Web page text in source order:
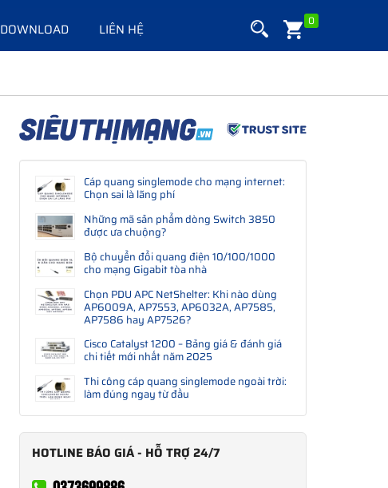
DOWNLOAD LIÊN HỆ 0
Cáp quang singlemode cho mạng internet:
Chọn sai là lãng phí
Những mã sản phẩm dòng Switch 3850
được ưa chuộng?
Bộ chuyển đổi quang điện 10/100/1000
cho mạng Gigabit tòa nhà
Chọn PDU APC NetShelter: Khi nào dùng
AP6009A, AP7553, AP6032A, AP7585,
AP7586 hay AP7526?
Cisco Catalyst 1200 – Bảng giá & đánh giá
chi tiết mới nhất năm 2025
Thi công cáp quang singlemode ngoài trời:
làm đúng ngay từ đầu
HOTLINE BÁO GIÁ - HỖ TRỢ 24/7